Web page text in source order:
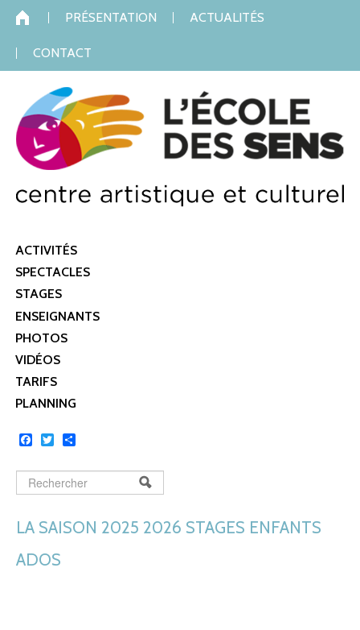
Skip to navigation
PRÉSENTATION ACTUALITÉS
CONTACT
ACTIVITÉS
SPECTACLES
STAGES
ENSEIGNANTS
PHOTOS
VIDÉOS
TARIFS
PLANNING
Facebook
Twitter
FORMULAIRE DE
Rechercher
LA SAISON 2025 2026 STAGES ENFANTS
ADOS